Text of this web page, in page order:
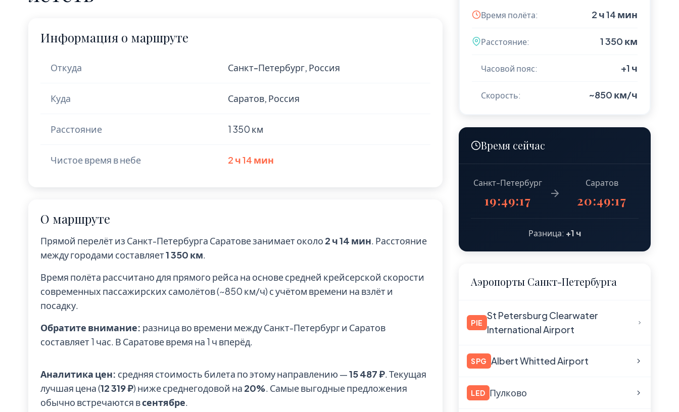
Информация о маршруте
Откуда Санкт-Петербург, Россия
Куда Саратов, Россия
Расстояние 1 350 км
Чистое время в небе 2 ч 14 мин
О маршруте
Прямой перелёт из Санкт-Петербурга Саратове занимает около 2 ч 14 мин. Расстояние
между городами составляет1 350 км.
Время полёта рассчитано для прямого рейса на основе средней крейсерской скорости
современных пассажирских самолётов (~850 км/ч) с учётом времени на взлёт и
посадку.
Обратите внимание: разница во времени между Санкт-Петербург и Саратов
составляет 1 час. В Саратове время на 1 ч вперёд.
Аналитика цен: средняя стоимость билета по этому направлению —15 487 ₽. Текущая
лучшая цена (12 319 ₽) ниже среднегодовой на 20%. Самые выгодные предложения
обычно встречаются всентябре.
Время полёта: 2 ч 14 мин
Расстояние: 1 350 км
Часовой пояс: +1 ч
Скорость: ~850 км/ч
Время сейчас
Санкт-Петербург
19:49:19
Саратов
20:49:19
Разница: +1 ч
Аэропорты Санкт-Петербурга
PIE
St Petersburg Clearwater
International Airport
SPG Albert Whitted Airport
LED Пулково